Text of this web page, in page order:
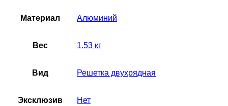
Типоразмер:
Ширина товара:
Материал Алюминий
Вес 1.53 кг
Вид Решетка двухрядная
Эксклюзив Нет